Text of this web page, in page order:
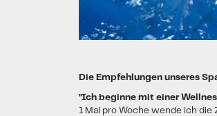
Die Empfehlungen unseres
"Ich beginne mit einer
1 Mal pro Woche wende ich die